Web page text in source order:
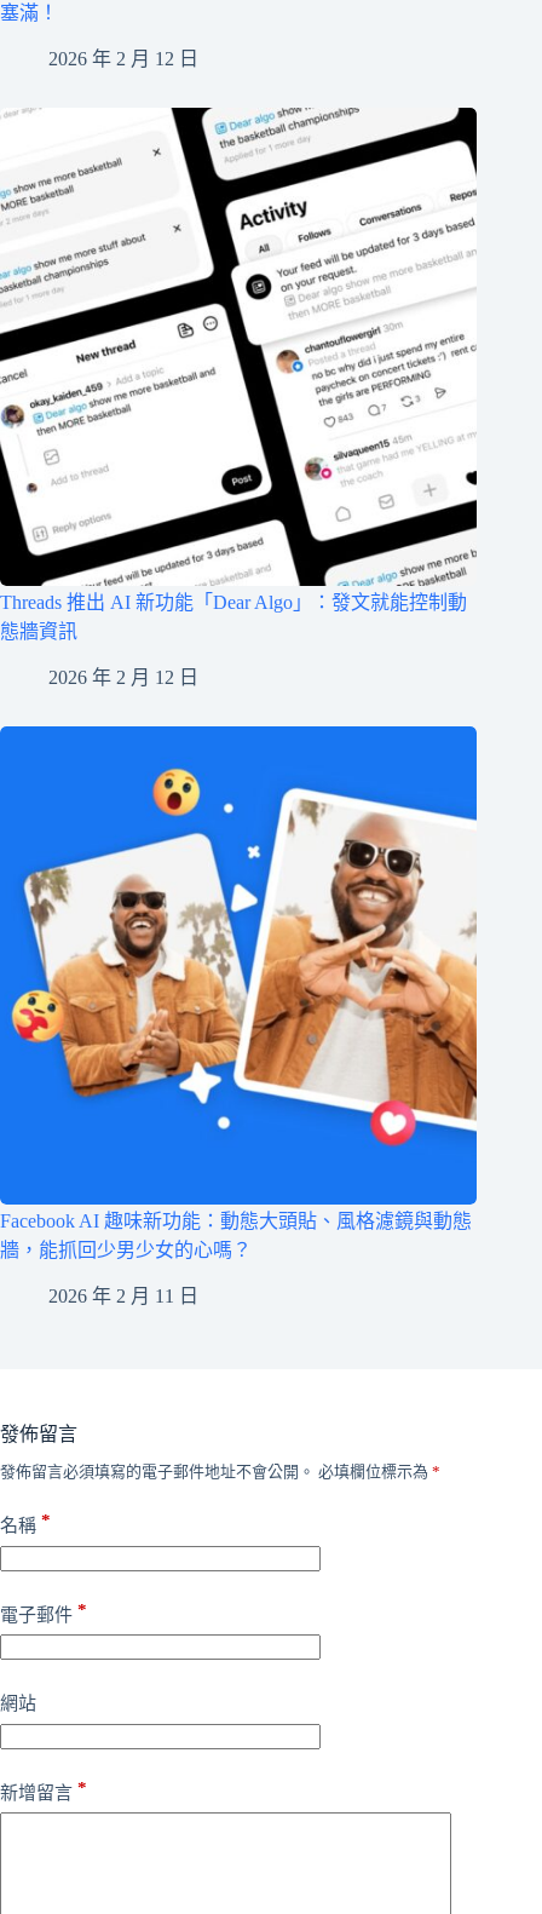
塞滿！
2026 年 2 月 12 日
Threads 推出 AI 新功能「Dear Algo」：發文就能控制動
態牆資訊
2026 年 2 月 12 日
Facebook AI 趣味新功能：動態大頭貼、風格濾鏡與動態
牆，能抓回少男少女的心嗎？
2026 年 2 月 11 日
發佈留言
發佈留言必須填寫的電子郵件地址不會公開。 必填欄位標示為 *
名稱 *
電子郵件 *
網站
新增留言 *